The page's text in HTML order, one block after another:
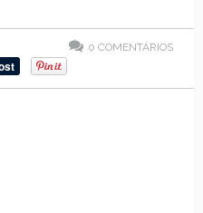
0 COMENTÁRIOS